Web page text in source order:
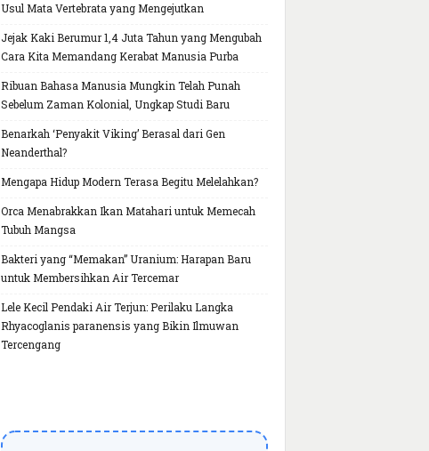
Usul Mata Vertebrata yang Mengejutkan
Jejak Kaki Berumur 1,4 Juta Tahun yang Mengubah
Cara Kita Memandang Kerabat Manusia Purba
Ribuan Bahasa Manusia Mungkin Telah Punah
Sebelum Zaman Kolonial, Ungkap Studi Baru
Benarkah ‘Penyakit Viking’ Berasal dari Gen
Neanderthal?
Mengapa Hidup Modern Terasa Begitu Melelahkan?
Orca Menabrakkan Ikan Matahari untuk Memecah
Tubuh Mangsa
Bakteri yang “Memakan” Uranium: Harapan Baru
untuk Membersihkan Air Tercemar
Lele Kecil Pendaki Air Terjun: Perilaku Langka
Rhyacoglanis paranensis yang Bikin Ilmuwan
Tercengang